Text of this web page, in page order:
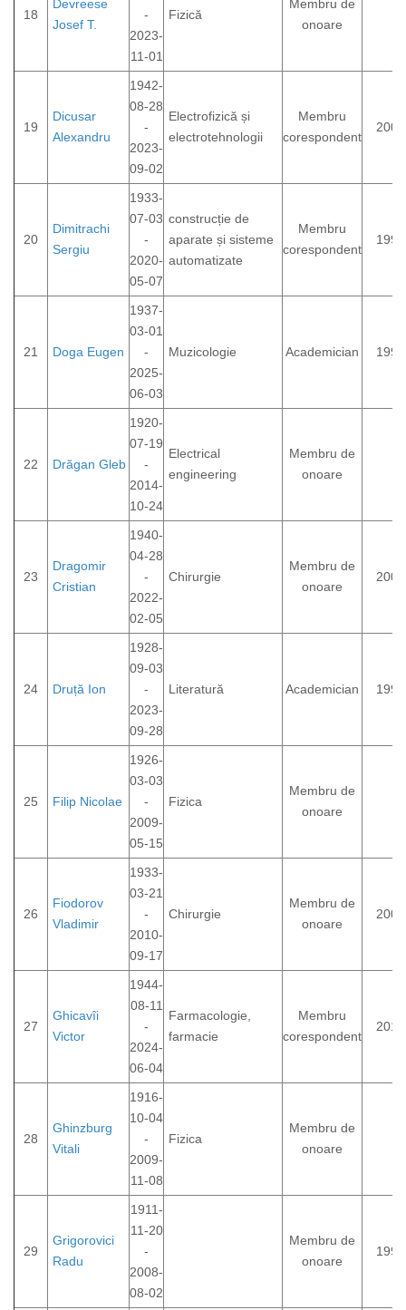
18
Devreese
Josef T.
-
2023-
11-01
Fizică
Membru de
onoare
19
Dicusar
Alexandru
1942-
08-28
-
2023-
09-02
Electrofizică și
electrotehnologii
Membru
corespondent
2007
20
Dimitrachi
Sergiu
1933-
07-03
-
2020-
05-07
construcție de
aparate și sisteme
automatizate
Membru
corespondent
1994
21 Doga Eugen
1937-
03-01
-
2025-
06-03
Muzicologie Academician 1992
22 Drăgan Gleb
1920-
07-19
-
2014-
10-24
Electrical
engineering
Membru de
onoare
23
Dragomir
Cristian
1940-
04-28
-
2022-
02-05
Chirurgie
Membru de
onoare
2003
24 Druță Ion
1928-
09-03
-
2023-
09-28
Literatură Academician 1992
25 Filip Nicolae
1926-
03-03
-
2009-
05-15
Fizica
Membru de
onoare
26
Fiodorov
Vladimir
1933-
03-21
-
2010-
09-17
Chirurgie
Membru de
onoare
2003
27
Ghicavîi
Victor
1944-
08-11
-
2024-
06-04
Farmacologie,
farmacie
Membru
corespondent
2012
28
Ghinzburg
Vitali
1916-
10-04
-
2009-
11-08
Fizica
Membru de
onoare
29
Grigorovici
Radu
1911-
11-20
-
2008-
08-02
Membru de
onoare
1992